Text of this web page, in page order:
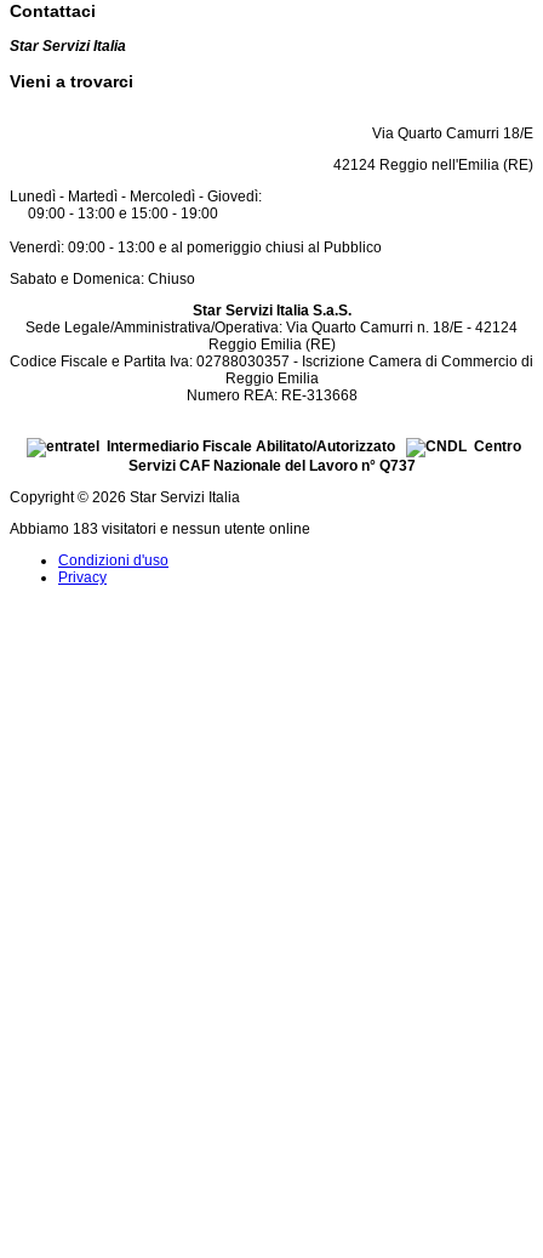
Contattaci
Star Servizi Italia
Vieni a trovarci
Via Quarto Camurri 18/E
42124 Reggio nell'Emilia (RE)
Lunedì - Martedì - Mercoledì - Giovedì:
09:00 - 13:00 e 15:00 - 19:00
Venerdì: 09:00 - 13:00 e al pomeriggio chiusi al Pubblico
Sabato e Domenica: Chiuso
Star Servizi Italia S.a.S.
Sede Legale/Amministrativa/Operativa: Via Quarto Camurri n. 18/E - 42124
Reggio Emilia (RE)
Codice Fiscale e Partita Iva: 02788030357 - Iscrizione Camera di Commercio di
Reggio Emilia
Numero REA: RE-313668
Intermediario Fiscale Abilitato/Autorizzato
Centro
Servizi CAF Nazionale del Lavoro n° Q737
Copyright © 2026 Star Servizi Italia
Abbiamo 183 visitatori e nessun utente online
Condizioni d'uso
Privacy